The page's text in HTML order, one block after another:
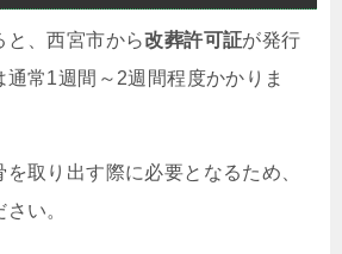
と、西宮市から改葬許可証が発行
通常1週間～2週間程度かかりま
取り出す際に必要となるため、
い。